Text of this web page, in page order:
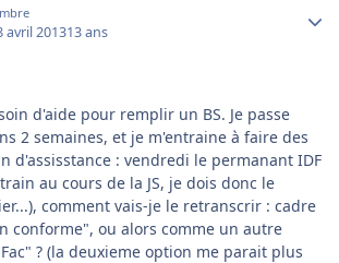
avril 201313 ans
d'aide pour remplir un BS. Je passe
2 semaines, et je m'entraine à faire des
d'assisstance : vendredi le permanant IDF
au cours de la JS, je dois donc le
comment vais-je le retranscrir : cadre
conforme", ou alors comme un autre
? (la deuxieme option me parait plus